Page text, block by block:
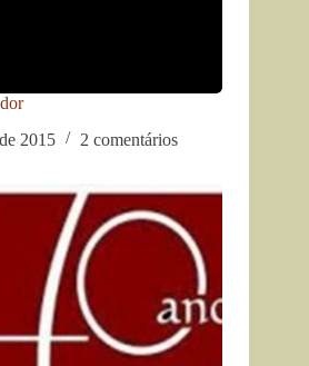
2015
2 comentários